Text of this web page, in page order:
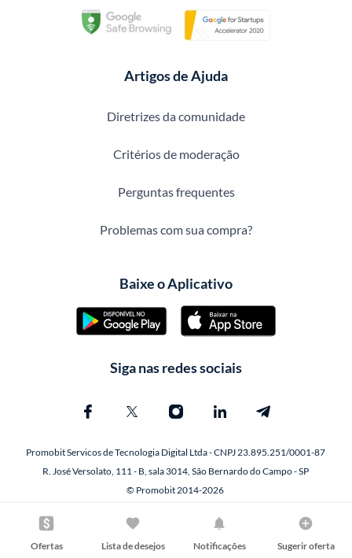
Ofertas Lista de desejos Notificações Sugerir oferta
Artigos de Ajuda
Diretrizes da comunidade
Critérios de moderação
Perguntas frequentes
Problemas com sua compra?
Baixe o Aplicativo
Siga nas redes sociais
Promobit Servicos de Tecnologia Digital Ltda - CNPJ 23.895.251/0001-87
R. José Versolato, 111 - B, sala 3014, São Bernardo do Campo - SP
© Promobit 2014-2026